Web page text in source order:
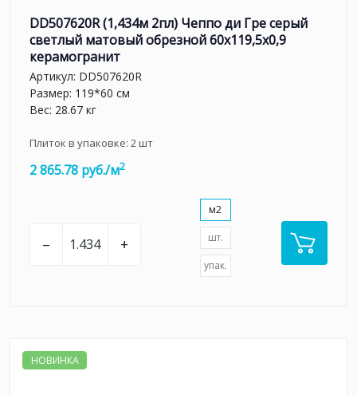
DD507620R (1,434м 2пл) Чеппо ди Гре серый
светлый матовый обрезной 60x119,5x0,9
керамогранит
Артикул: DD507620R
Размер: 119*60 см
Вес: 28.67 кг
Плиток в упаковке: 2шт
2 865.78 руб./м2
– +
м2
шт.
упак.
НОВИНКА